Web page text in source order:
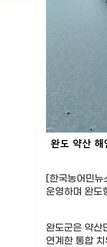
[한국농어민
운영하며 완도
완도군은 약산
연계한 통합